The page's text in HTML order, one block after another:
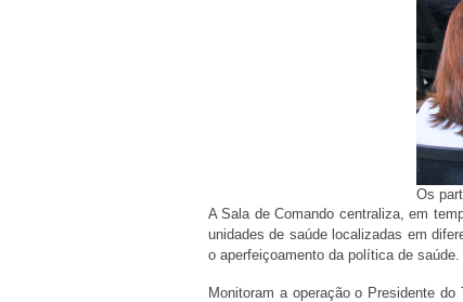
Os
A Sala de Comando centraliza, em
unidades de saúde localizadas em
o aperfeiçoamento da política de saúde.
Monitoram a operação o Presidente